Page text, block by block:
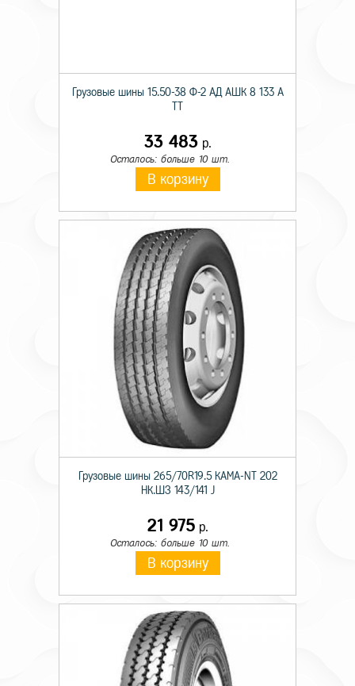
Грузовые шины 15.50-38 Ф-2 АД АШК 8 133 A
33 483р.
Осталось: больше 10 шт.
В корзину
Грузовые шины 265/70R19.5 КАМА-NT 202
НК.ШЗ 143/141 J
21 975р.
Осталось: больше 10 шт.
В корзину